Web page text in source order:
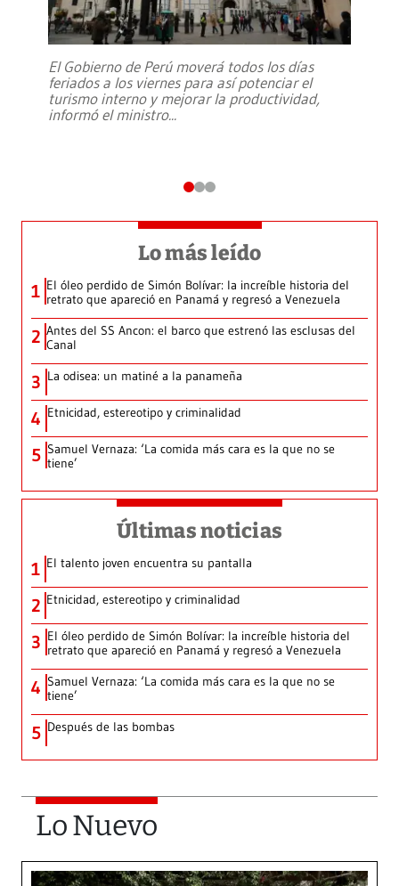
El Gobierno de Perú moverá todos los días
feriados a los viernes para así potenciar el
turismo interno y mejorar la productividad,
informó el ministro...
Lo más leído
1 El óleo perdido de Simón Bolívar: la increíble historia del
retrato que apareció en Panamá y regresó a Venezuela
2 Antes del SS Ancon: el barco que estrenó las esclusas del
Canal
3 La odisea: un matiné a la panameña
4 Etnicidad, estereotipo y criminalidad
5 Samuel Vernaza: ‘La comida más cara es la que no se
tiene’
Últimas noticias
1 El talento joven encuentra su pantalla​
2 Etnicidad, estereotipo y criminalidad
3 El óleo perdido de Simón Bolívar: la increíble historia del
retrato que apareció en Panamá y regresó a Venezuela
4 Samuel Vernaza: ‘La comida más cara es la que no se
tiene’
5 Después de las bombas
Lo Nuevo